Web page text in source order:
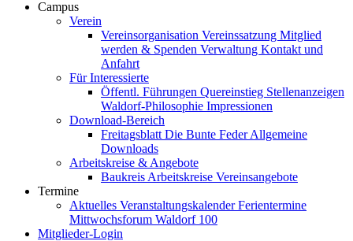
Campus
Verein
Vereinsorganisation Vereinssatzung Mitglied
werden & Spenden Verwaltung Kontakt und
Anfahrt
Für Interessierte
Öffentl. Führungen Quereinstieg Stellenanzeigen
Waldorf-Philosophie Impressionen
Download-Bereich
Freitagsblatt Die Bunte FederAllgemeine
Downloads
Arbeitskreise & Angebote
Baukreis Arbeitskreise Vereinsangebote
Termine
Aktuelles VeranstaltungskalenderFerientermine
Mittwochsforum Waldorf 100
Mitglieder-Login